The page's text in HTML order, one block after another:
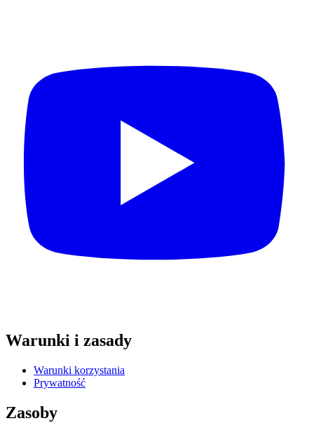
Warunki i zasady
Warunki korzystania
Prywatność
Zasoby